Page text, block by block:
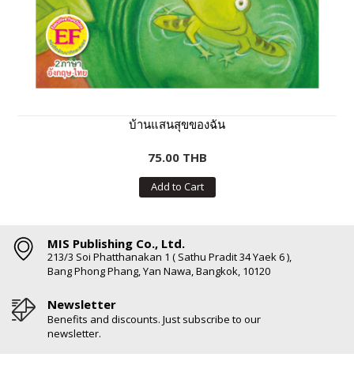
บ้านแสนสุขของฉัน
75.00 THB
Add to Cart
MIS Publishing Co., Ltd.
213/3 Soi Phatthanakan 1 ( Sathu Pradit 34 Yaek 6 ),
Bang Phong Phang, Yan Nawa, Bangkok, 10120
Newsletter
Benefits and discounts. Just subscribe to our
newsletter.